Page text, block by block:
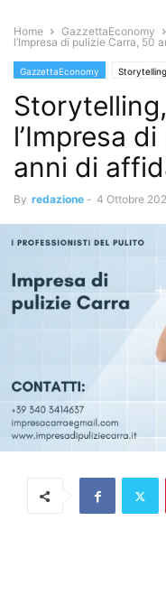
Home GazzettaEconomy
l’Impresa di pulizie Carra, 50
GazzettaEconomy Storytelling
l’Impresa
anni di
By redazione - 4 Ottobre